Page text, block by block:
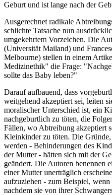
Geburt und ist lange nach der
Ausgerechnet radikale
schlichte Tatsache nun
umgekehrtem Vorzeichen. Die
(Universität Mailand) und
Melbourne) stellen in einem
Medizinethik" die Frage:
sollte das Baby leben?"
Darauf aufbauend, dass
weitgehend akzeptiert sei, leiten
moralischer Unterschied ist, ein
nachgeburtlich zu töten, die
Fällen, wo Abtreibung akzeptiert
Kleinkinder zu töten. Die
werden - Behinderungen des
der Mutter - hätten sich mit der
geändert. Die Autoren benennen
einer Mutter unerträglich
aufzuziehen - zum Beispiel,
nachdem sie von ihrer